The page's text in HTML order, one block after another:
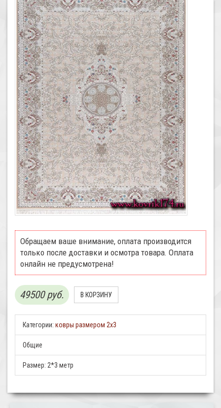
Обращаем ваше внимание, оплата производится
только после доставки и осмотра товара. Оплата
онлайн не предусмотрена!
49500 руб.
Категории: ковры размером 2х3
Общие
Размер: 2*3 метр